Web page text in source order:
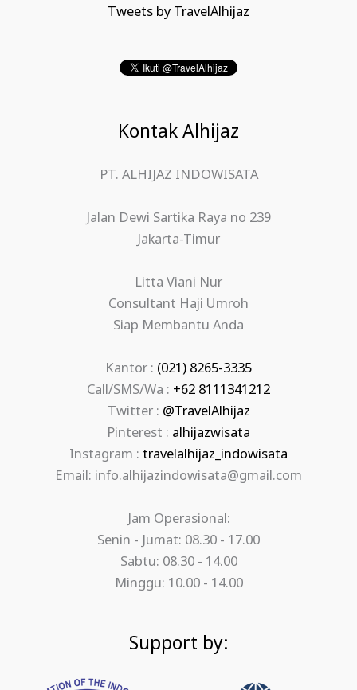
Tweets by TravelAlhijaz
Kontak Alhijaz
PT. ALHIJAZ INDOWISATA
Jalan Dewi Sartika Raya no 239
Jakarta-Timur
Litta Viani Nur
Consultant Haji Umroh
Siap Membantu Anda
Kantor : (021) 8265-3335
Call/SMS/Wa : +62 8111341212
Twitter : @TravelAlhijaz
Pinterest : alhijazwisata
Instagram : travelalhijaz_indowisata
Email: info.alhijazindowisata@gmail.com
Jam Operasional:
Senin - Jumat: 08.30 - 17.00
Sabtu: 08.30 - 14.00
Minggu: 10.00 - 14.00
Support by: